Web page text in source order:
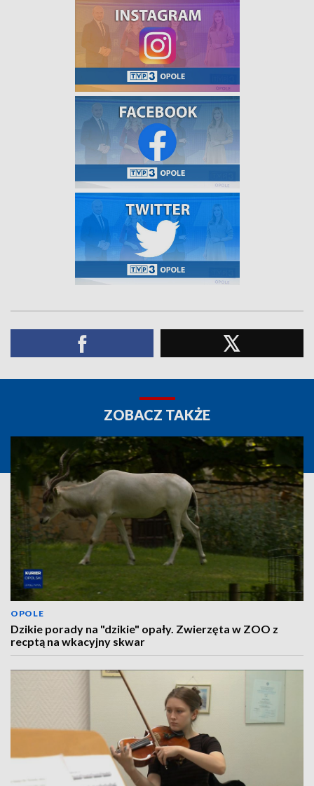
ZOBACZ TAKŻE
OPOLE
Dzikie porady na "dzikie" opały. Zwierzęta w ZOO z
recptą na wkacyjny skwar